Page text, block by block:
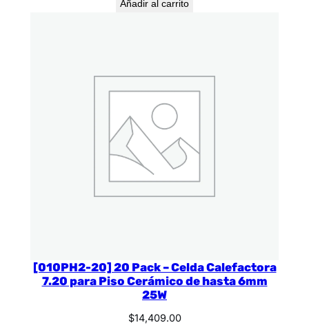
Añadir al carrito
[010PH2-20] 20 Pack – Celda Calefactora
7.20 para Piso Cerámico de hasta 6mm
25W
$14,409.00